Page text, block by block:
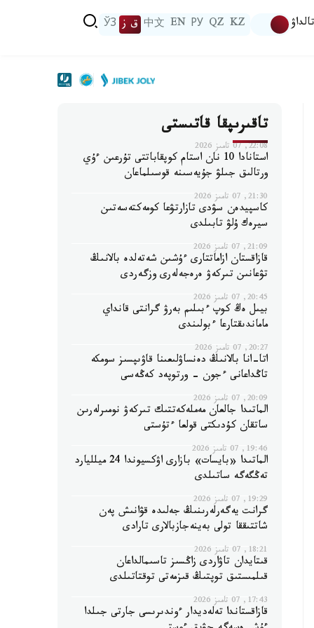
تالداۋ KZ
QZ
РУ
EN
中文 ق ز ЎЗ
تاقىرىپقا قاتىستى
22:08, 07 تامىز 2026
استانادا 10 نان استام كوپقاباتتى تۇرعىن ءۇي
ورتالىق جىلۋ جۇيەسىنە قوسىلماعان
21:30, 07 تامىز 2026
كاسپيدەن سۋدى تازارتۋعا كومەكتەسەتىن
سيرەك ۇلۋ تابىلدى
21:09, 07 تامىز 2026
قازاقستان ازاماتتارى ءۇشىن شەتەلدە بالانىڭ
تۋعانىن تىركەۋ ەرەجەلەرى وزگەردى
20:45, 07 تامىز 2026
بيىل ەڭ كوپ ءبىلىم بەرۋ گرانتى قانداي
ماماندىقتارعا ءبولىندى
20:27, 07 تامىز 2026
اتا-انا بالانىڭ دەنساۋلىعىنا قاۋىپسىز سومكە
تاڭداعانى ءجون - ورتوپەد كەڭەسى
20:09, 07 تامىز 2026
الماتىدا جالعان مەملەكەتتىك تىركەۋ نومىرلەرىن
ساتقان كۇدىكتى قولعا ءتۇستى
19:46, 07 تامىز 2026
الماتىدا «بايسات» بازارى اۋكسيوندا 24 ميلليارد
تەڭگەگە ساتىلدى
19:29, 07 تامىز 2026
گرانت يەگەرلەرىنىڭ جەلىدە قۋانىش پەن
شاتتىققا تولى بەينەجازبالارى تارادى
18:21, 07 تامىز 2026
قىتايدان تاۋاردى زاڭسىز تاسىمالداعان
قىلمىستىق توپتىڭ قىزمەتى توقتاتىلدى
17:43, 07 تامىز 2026
قازاقستاندا تەلەديدار ءوندىرىسى جارتى جىلدا